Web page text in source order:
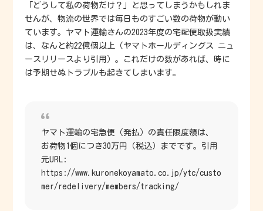
「どうして私の荷物だけ？」と思ってしまうかもしれま
せんが、物流の世界では毎日ものすごい数の荷物が動い
ています。ヤマト運輸さんの2023年度の宅配便取扱実績
は、なんと約22億個以上（ヤマトホールディングス ニュ
ースリリースより引用）。これだけの数があれば、時に
は予期せぬトラブルも起きてしまいます。
ヤマト運輸の宅急便（発払）の責任限度額は、
お荷物1個につき30万円（税込）までです。引用
元URL:
https://www.kuronekoyamato.co.jp/ytc/custo
mer/redelivery/members/tracking/